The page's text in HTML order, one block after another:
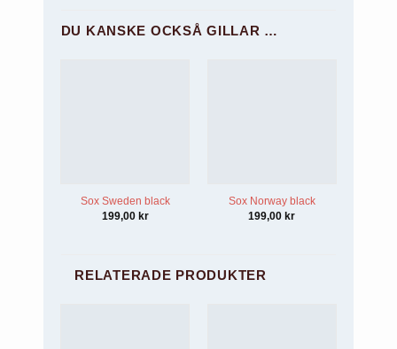
DU KANSKE OCKSÅ GILLAR …
Sox Sweden black
199,00 kr
Sox Norway black
199,00 kr
RELATERADE PRODUKTER